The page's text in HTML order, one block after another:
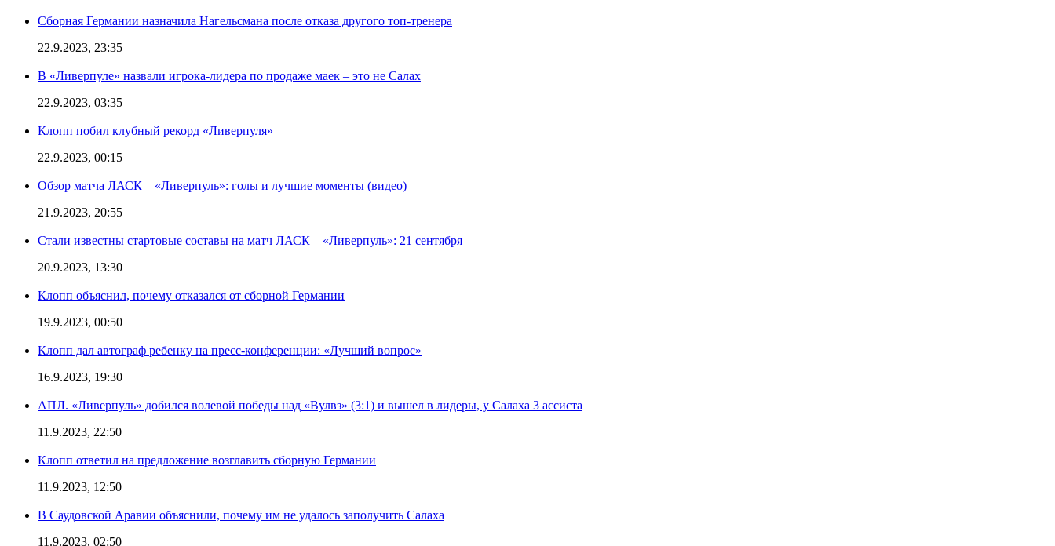
Сборная Германии назначила Нагельсмана после отказа другого топ-тренера
22.9.2023, 23:35
В «Ливерпуле» назвали игрока-лидера по продаже маек – это не Салах
22.9.2023, 03:35
Клопп побил клубный рекорд «Ливерпуля»
22.9.2023, 00:15
Обзор матча ЛАСК – «Ливерпуль»: голы и лучшие моменты (видео)
21.9.2023, 20:55
Стали известны стартовые составы на матч ЛАСК – «Ливерпуль»: 21 сентября
20.9.2023, 13:30
Клопп объяснил, почему отказался от сборной Германии
19.9.2023, 00:50
Клопп дал автограф ребенку на пресс-конференции: «Лучший вопрос»
16.9.2023, 19:30
АПЛ. «Ливерпуль» добился волевой победы над «Вулвз» (3:1) и вышел в лидеры, у Салаха 3 ассиста
11.9.2023, 22:50
Клопп ответил на предложение возглавить сборную Германии
11.9.2023, 12:50
В Саудовской Аравии объяснили, почему им не удалось заполучить Салаха
11.9.2023, 02:50